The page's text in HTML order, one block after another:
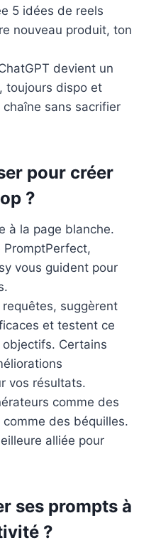
5 idées de reels
nouveau produit, ton
devient un
toujours dispo et
sans sacrifier
pour créer
?
à la page blanche.
PromptPerfect,
vous guident pour
suggèrent
et testent ce
Certains
vos résultats.
comme des
des béquilles.
alliée pour
ses prompts à
?